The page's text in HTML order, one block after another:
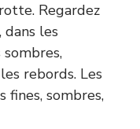
Regardez
, dans les
rebords. Les
fines, sombres,